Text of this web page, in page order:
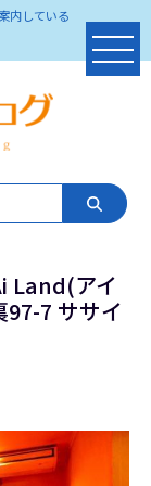
内している
Land(アイ
7 ササイ